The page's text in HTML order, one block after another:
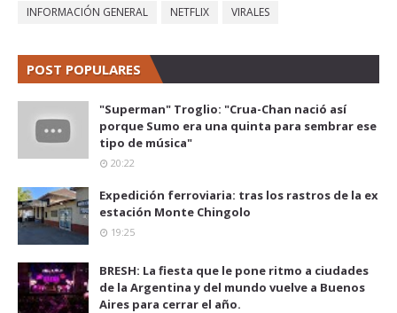
INFORMACIÓN GENERAL NETFLIX VIRALES
POST POPULARES
"Superman" Troglio: "Crua-Chan nació así
porque Sumo era una quinta para sembrar ese
tipo de música"
20:22
Expedición ferroviaria: tras los rastros de la ex
estación Monte Chingolo
19:25
BRESH: La fiesta que le pone ritmo a ciudades
de la Argentina y del mundo vuelve a Buenos
Aires para cerrar el año.